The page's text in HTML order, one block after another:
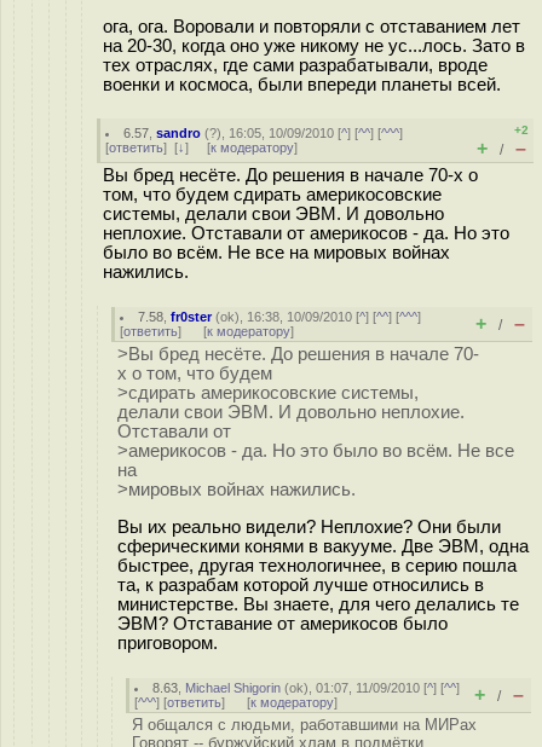
ога, ога. Воровали и повторяли с отставанием лет
на 20-30, когда оно уже никому не ус...лось. Зато в
тех отраслях, где сами разрабатывали, вроде
военки и космоса, были впереди планеты всей.
6.57 ,sandro (?), 16:05, 10/09/2010 [^] [^^] [^^^]
[ответить] [↓] [к модератору]
+2
+ / –
Вы бред несёте. До решения в начале 70-х о
том, что будем сдирать америкосовские
системы, делали свои ЭВМ. И довольно
неплохие. Отставали от америкосов - да. Но это
было во всём. Не все на мировых войнах
нажились.
7.58 ,fr0ster(ok), 16:38, 10/09/2010 [^] [^^] [^^^]
[ответить] [к модератору] + / –
>Вы бред несёте. До решения в начале 70-
х о том, что будем
>сдирать америкосовские системы,
делали свои ЭВМ. И довольно неплохие.
Отставали от
>америкосов - да. Но это было во всём. Не все
на
>мировых войнах нажились.
Вы их реально видели? Неплохие? Они были
сферическими конями в вакууме. Две ЭВМ, одна
быстрее, другая технологичнее, в серию пошла
та, к разрабам которой лучше относились в
министерстве. Вы знаете, для чего делались те
ЭВМ? Отставание от америкосов было
приговором.
8.63 Michael Shigorin (ok), 01:07, 11/09/2010 [^] [^^]
[^^^] [ответить] [к модератору] + / –
Я общался с людьми, работавшими на МИРах
Говорят -- буржуйский хлам в подмётки...